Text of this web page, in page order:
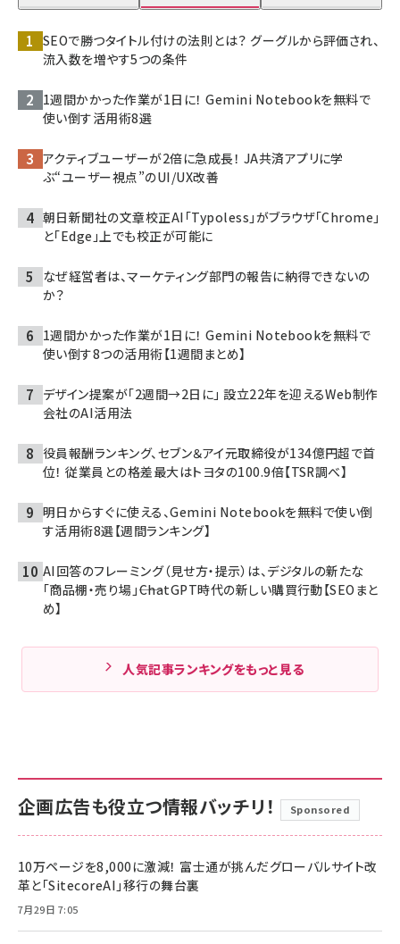
SEOで勝つタイトル付けの法則とは？ グーグルから評価され、
流入数を増やす5つの条件
1週間かかった作業が1日に！ Gemini Notebookを無料で
使い倒す活用術8選
アクティブユーザーが2倍に急成長！ JA共済アプリに学
ぶ“ユーザー視点”のUI/UX改善
朝日新聞社の文章校正AI「Typoless」がブラウザ「Chrome」
と「Edge」上でも校正が可能に
なぜ経営者は、マーケティング部門の報告に納得できないの
か？
1週間かかった作業が1日に！ Gemini Notebookを無料で
使い倒す8つの活用術【1週間まとめ】
デザイン提案が「2週間→2日に」 設立22年を迎えるWeb制作
会社のAI活用法
役員報酬ランキング、セブン＆アイ元取締役が134億円超で首
位！ 従業員との格差最大はトヨタの100.9倍【TSR調べ】
明日からすぐに使える、Gemini Notebookを無料で使い倒
す活用術8選【週間ランキング】
AI回答のフレーミング（見せ方・提示）は、デジタルの新たな
「商品棚・売り場」――ChatGPT時代の新しい購買行動【SEOまと
め】
人気記事ランキングをもっと見る
企画広告も役立つ情報バッチリ！ Sponsored
10万ページを8,000に激減！ 富士通が挑んだグローバルサイト改
革と「SitecoreAI」移行の舞台裏
7月29日 7:05